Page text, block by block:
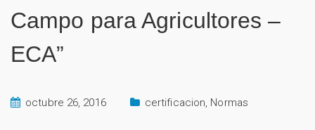
Campo para Agricultores –
ECA”
octubre 26, 2016 certificacion, Normas